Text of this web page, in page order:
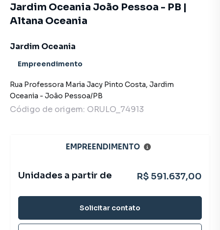
Jardim Oceania João Pessoa - PB |
Altana Oceania
Jardim Oceania
Empreendimento
Rua Professora Maria Jacy Pinto Costa, Jardim
Oceania - João Pessoa/PB
Código de origem: ORULO_74913
EMPREENDIMENTO
Unidades a partir de R$ 591.637,00
Solicitar contato